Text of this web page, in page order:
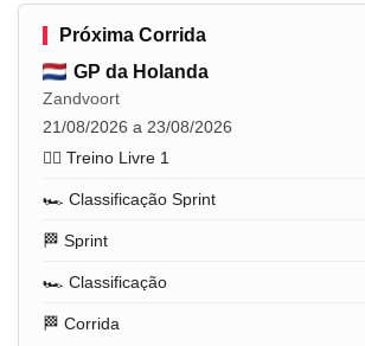
Próxima Corrida
GP da Holanda
Zandvoort
21/08/2026 a 23/08/2026
🏋️‍♂️ Treino Livre 1
🏎️ Classificação Sprint
🏁 Sprint
🏎️ Classificação
🏁 Corrida